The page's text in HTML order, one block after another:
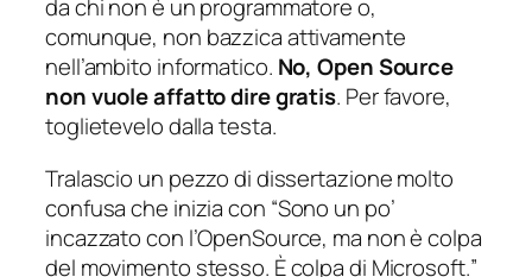
da chi non è un programmatore o,
comunque, non bazzica attivamente
nell’ambito informatico. No, Open Source
non vuole affatto dire gratis. Per favore,
toglietevelo dalla testa.
Tralascio un pezzo di dissertazione molto
confusa che inizia con “Sono un po’
incazzato con l’OpenSource, ma non è colpa
del movimento stesso. È colpa di Microsoft.”